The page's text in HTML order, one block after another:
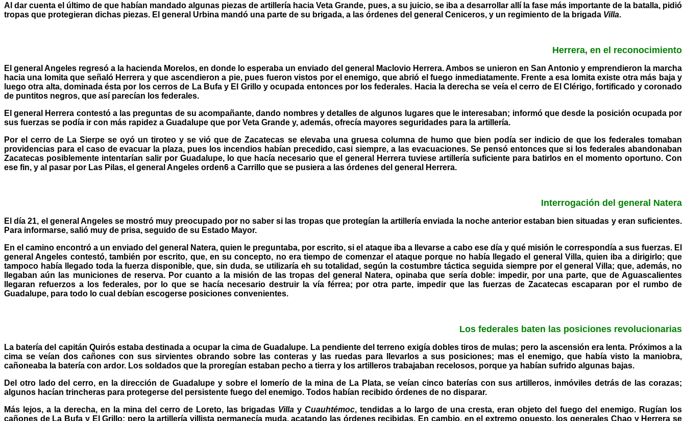
Al dar cuenta el último de que habían mandado algunas piezas de artillería hacia Veta Grande, pues, a su juicio, se iba a desarrollar allí la fase más importante de la batalla, pidió
tropas que protegieran dichas piezas. El general Urbina mandó una parte de su brigada, a las órdenes del general Ceniceros, y un regimiento de la brigada Villa.
Herrera, en el reconocimiento
El general Angeles regresó a la hacienda Morelos, en donde lo esperaba un enviado del general Maclovio Herrera. Ambos se unieron en San Antonio y emprendieron la marcha
hacia una lomita que señaló Herrera y que ascendieron a pie, pues fueron vistos por el enemigo, que abrió el fuego inmediatamente. Frente a esa lomita existe otra más baja y
luego otra alta, dominada ésta por los cerros de La Bufa y El Grillo y ocupada entonces por los federales. Hacia la derecha se veía el cerro de El Clérigo, fortificado y coronado
de puntitos negros, que así parecían los federales.
El general Herrera contestó a las preguntas de su acompañante, dando nombres y detalles de algunos lugares que le interesaban; informó que desde la posición ocupada por
sus fuerzas se podía ir con más rapidez a Guadalupe que por Veta Grande y, además, ofrecía mayores seguridades para la artillería.
Por el cerro de La Sierpe se oyó un tiroteo y se vió que de Zacatecas se elevaba una gruesa columna de humo que bien podía ser indicio de que los federales tomaban
providencias para el caso de evacuar la plaza, pues los incendios habían precedido, casi siempre, a las evacuaciones. Se pensó entonces que si los federales abandonaban
Zacatecas posiblemente intentarían salir por Guadalupe, lo que hacía necesario que el general Herrera tuviese artillería suficiente para batirlos en el momento oportuno. Con
ese fin, y al pasar por Las Pilas, el general Angeles orden6 a Carrillo que se pusiera a las órdenes del general Herrera.
Interrogación del general Natera
El día 21, el general Angeles se mostró muy preocupado por no saber si las tropas que protegían la artillería enviada la noche anterior estaban bien situadas y eran suficientes.
Para informarse, salió muy de prisa, seguido de su Estado Mayor.
En el camino encontró a un enviado del general Natera, quien le preguntaba, por escrito, si el ataque iba a llevarse a cabo ese día y qué misión le correspondía a sus fuerzas. El
general Angeles contestó, también por escrito, que, en su concepto, no era tiempo de comenzar el ataque porque no había llegado el general Villa, quien iba a dirigirlo; que
tampoco había llegado toda la fuerza disponible, que, sin duda, se utilizaría eh su totalidad, según la costumbre táctica seguida siempre por el general Villa; que, además, no
llegaban aún las municiones de reserva. Por cuanto a la misión de las tropas del general Natera, opinaba que sería doble: impedir, por una parte, que de Aguascalientes
llegaran refuerzos a los federales, por lo que se hacía necesario destruir la vía férrea; por otra parte, impedir que las fuerzas de Zacatecas escaparan por el rumbo de
Guadalupe, para todo lo cual debían escogerse posiciones convenientes.
Los federales baten las posiciones revolucionarias
La batería del capitán Quirós estaba destinada a ocupar la cima de Guadalupe. La pendiente del terreno exigía dobles tiros de mulas; pero la ascensión era lenta. Próximos a la
cima se veían dos cañones con sus sirvientes obrando sobre las conteras y las ruedas para llevarlos a sus posiciones; mas el enemigo, que había visto la maniobra,
cañoneaba la batería con ardor. Los soldados que la proregían estaban pecho a tierra y los artilleros trabajaban recelosos, porque ya habían sufrido algunas bajas.
Del otro lado del cerro, en la dirección de Guadalupe y sobre el lomerío de la mina de La Plata, se veían cinco baterías con sus artilleros, inmóviles detrás de las corazas;
algunos hacían trincheras para protegerse del persistente fuego del enemigo. Todos habían recibido órdenes de no disparar.
Más lejos, a la derecha, en la mina del cerro de Loreto, las brigadas Villa y Cuauhtémoc, tendidas a lo largo de una cresta, eran objeto del fuego del enemigo. Rugían los
cañones de La Bufa y El Grillo; pero la artillería villista permanecía muda, acatando las órdenes recibidas. En cambio, en el extremo opuesto, los generales Chao y Herrera se